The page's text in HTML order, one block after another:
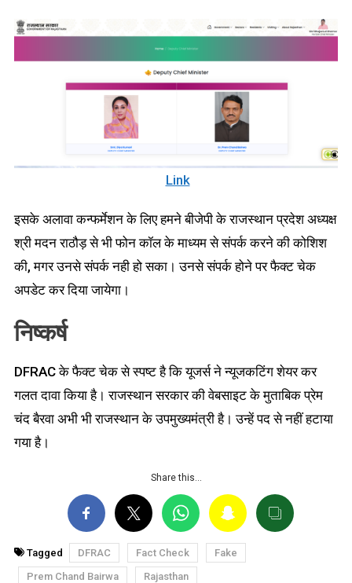
Link
इसके अलावा कन्फर्मेशन के लिए हमने बीजेपी के राजस्थान प्रदेश अध्यक्ष
श्री मदन राठौड़ से भी फोन कॉल के माध्यम से संपर्क करने की कोशिश
की, मगर उनसे संपर्क नही हो सका। उनसे संपर्क होने पर फैक्ट चेक
अपडेट कर दिया जायेगा।
निष्कर्ष
DFRAC के फैक्ट चेक से स्पष्ट है कि यूजर्स ने न्यूजकटिंग शेयर कर
गलत दावा किया है। राजस्थान सरकार की वेबसाइट के मुताबिक प्रेम
चंद बैरवा अभी भी राजस्थान के उपमुख्यमंत्री है। उन्हें पद से नहीं हटाया
गया है।
Share this…
Tagged DFRAC Fact Check
Fake
Prem Chand Bairwa
Rajasthan